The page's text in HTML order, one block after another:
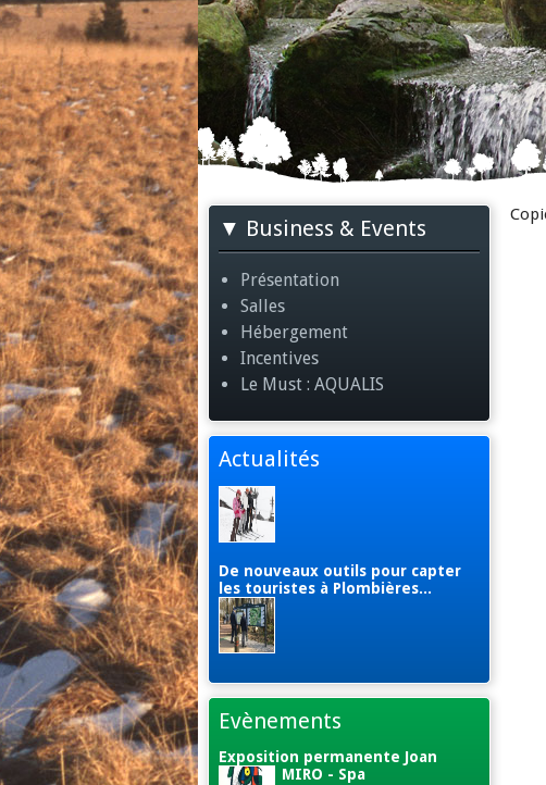
Business & Events
Présentation
Salles
Hébergement
Incentives
Le Must : AQUALIS
Actualités
De nouveaux outils pour capter
les touristes à Plombières...
Evènements
Exposition permanente Joan
MIRO - Spa